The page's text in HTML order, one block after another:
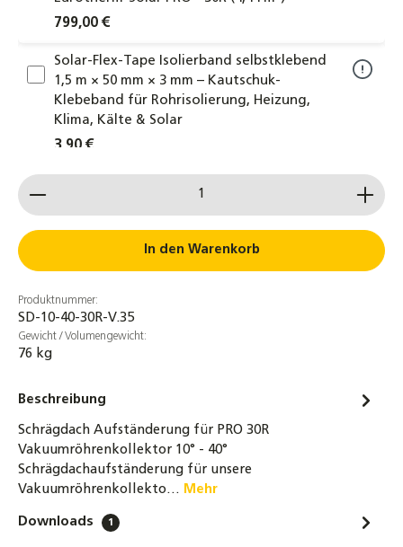
799,00 €
Solar-Flex-Tape Isolierband selbstklebend
1,5 m × 50 mm × 3 mm – Kautschuk-
Klebeband für Rohrisolierung, Heizung,
Klima, Kälte & Solar
3,90 €
Kollektorverbinder
NMC PROTAPE® Solar-UV-Tape 2 m × 50 mm
× 0,6 mm – selbstklebendes EPDM-
Isolierband für Rohrisolierungen, UV- &
Dachhaken Edelstahl für Dachsteine,
Dachziegel und Dachpfannen
2,69 €
Dachhaken Edelstahl 3-fach verstellbar für
Dachsteine, Dachziegel und Dachpfannen
Produkt Anzahl: Gib den gewünschten Wert ein
In den Warenkorb
Produktnummer:
SD-10-40-30R-V.35
Gewicht / Volumengewicht:
76 kg
Beschreibung
Schrägdach Aufständerung für PRO 30R
Vakuumröhrenkollektor 10° - 40°
Schrägdachaufständerung für unsere
Vakuumröhrenkollekto… Mehr
Downloads 1